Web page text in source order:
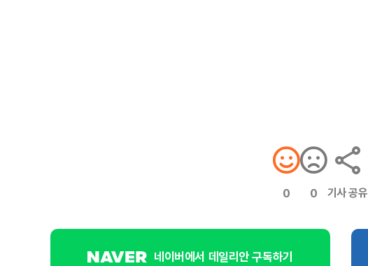
0 0 기사 공유
네이버에서 데일리안 구독하기